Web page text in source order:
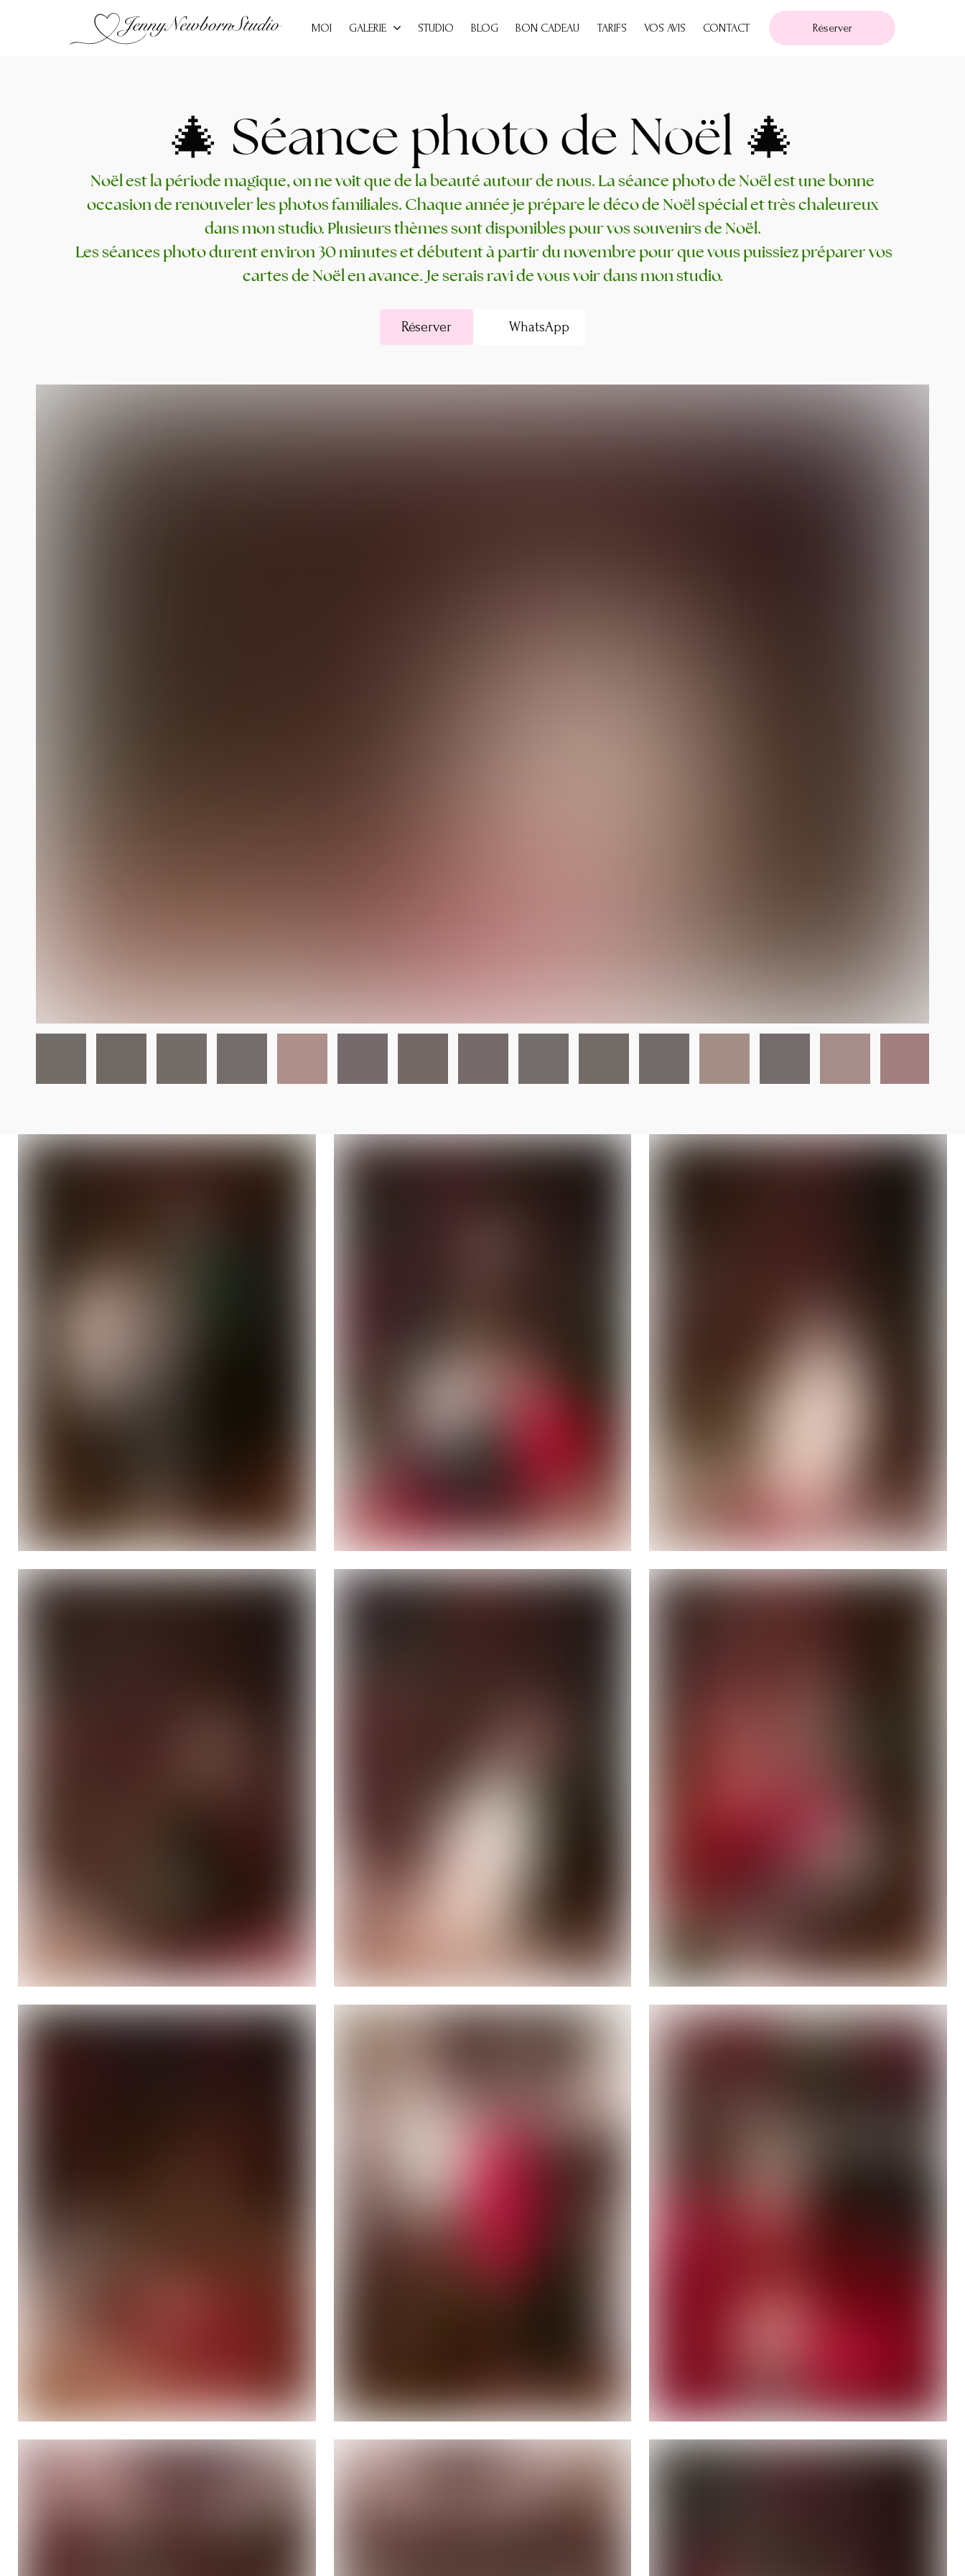
MOI GALERIE STUDIO BLOG BON CADEAU TARIFS VOS AVIS CONTACT Réserver
🎄 Séance photo de Noël 🎄
Noël est la période magique, on ne voit que de la beauté autour de nous. La séance photo de Noël est une bonne
occasion de renouveler les photos familiales. Chaque année je prépare le déco de Noël spécial et très chaleureux
dans mon studio. Plusieurs thèmes sont disponibles pour vossouvenirs de Noël.
Les séances photo durent environ 30 minutes et débutent à partir du novembre pour que vous puissiez préparer vos
cartes de Noël en avance. Je serais ravi de vous voir dans mon studio.
Réserver WhatsApp